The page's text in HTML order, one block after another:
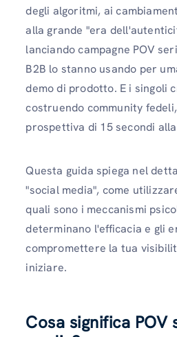
degli algoritmi, ai
alla grande "era
lanciando campagne POV
B2B lo stanno usando per
demo di prodotto. E i singoli
costruendo community
prospettiva di 15 secondi
Questa guida spiega nel
"social media", come
quali sono i meccanismi
determinano l'efficacia e gli
compromettere la tua
iniziare.
Cosa significa POV